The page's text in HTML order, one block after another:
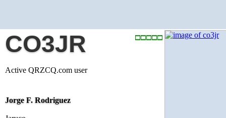
CO3JR
Active QRZCQ.com user
Jorge F. Rodriguez